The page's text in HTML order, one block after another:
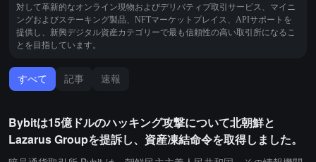
対して革新的なオンライン現物およびデリバティブ取引サービス、マイニ
ングおよびステーキング製品、NFTマーケットプレイス、APIサポートを
提供し、新興デジタル資産カテゴリーで最も信頼性の高い取引所になるこ
とを目指しています。
すべて 記事 速報
Bybitは15億ドルのハッキング攻撃について北朝鮮と
Lazarus Groupを提訴し、資産凍結命令を取得しました。